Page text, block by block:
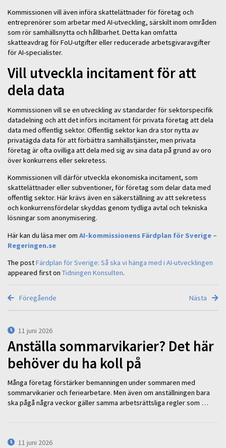
Kommissionen vill även införa skattelättnader för företag och
entreprenörer som arbetar med AI-utveckling, särskilt inom områden
som rör samhällsnytta och hållbarhet. Detta kan omfatta
skatteavdrag för FoU-utgifter eller reducerade arbetsgivaravgifter
för AI-specialister.
Vill utveckla incitament för att
dela data
Kommissionen vill se en utveckling av standarder för sektorspecifik
datadelning och att det införs incitament för privata företag att dela
data med offentlig sektor. Offentlig sektor kan dra stor nytta av
privatägda data för att förbättra samhällstjänster, men privata
företag är ofta ovilliga att dela med sig av sina data på grund av oro
över konkurrens eller sekretess.
Kommissionen vill därför utveckla ekonomiska incitament, som
skattelättnader eller subventioner, för företag som delar data med
offentlig sektor. Här krävs även en säkerställning av att sekretess
och konkurrensfördelar skyddas genom tydliga avtal och tekniska
lösningar som anonymisering.
Här kan du läsa mer om AI-kommissionens Färdplan för Sverige –
Regeringen.se
The postFärdplan för Sverige: Så ska vi hänga med i AI-utvecklingen
appeared first on Tidningen Konsulten.
Föregående Nästa
11 juni 2026
Anställa sommarvikarier? Det här
behöver du ha koll på
Många företag förstärker bemanningen under sommaren med
sommarvikarier och feriearbetare. Men även om anställningen bara
ska pågå några veckor gäller samma arbetsrättsliga regler som …
11 juni 2026